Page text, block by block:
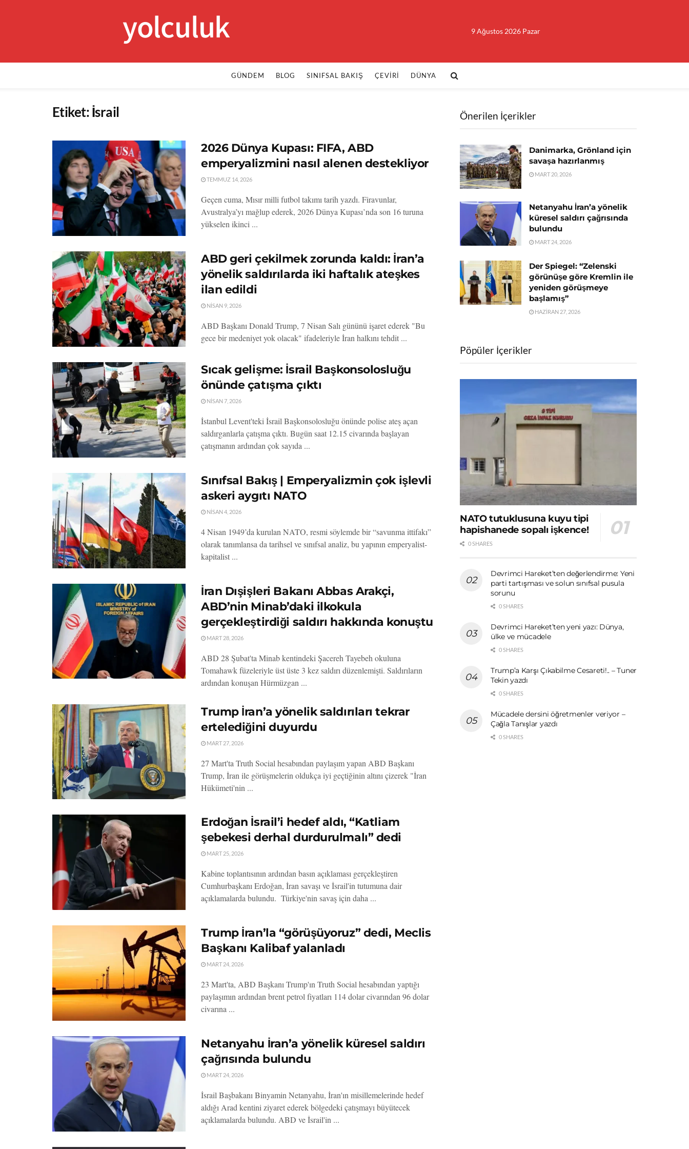
yolculuk 9 Ağustos 2026 Pazar
GÜNDEM BLOG SINIFSAL BAKIŞ ÇEVIRI DÜNYA
Etiket:İsrail
2026 Dünya Kupası: FIFA, ABD
emperyalizmini nasıl alenen destekliyor
TEMMUZ 14, 2026
Geçen cuma, Mısır milli futbol takımı tarih yazdı. Firavunlar,
Avustralya’yı mağlup ederek, 2026 Dünya Kupası’nda son 16 turuna
yükselen ikinci ...
ABD geri çekilmek zorunda kaldı: İran’a
yönelik saldırılarda iki haftalık ateşkes
ilan edildi
NISAN 9, 2026
ABD Başkanı Donald Trump, 7 Nisan Salı gününü işaret ederek "Bu
gece bir medeniyet yok olacak" ifadeleriyle İran halkını tehdit ...
Sıcak gelişme: İsrail Başkonsolosluğu
önünde çatışma çıktı
NISAN 7, 2026
İstanbul Levent'teki İsrail Başkonsolosluğu önünde polise ateş açan
saldırganlarla çatışma çıktı. Bugün saat 12.15 civarında başlayan
çatışmanın ardından çok sayıda ...
Sınıfsal Bakış | Emperyalizmin çok işlevli
askeri aygıtı NATO
NISAN 4, 2026
4 Nisan 1949’da kurulan NATO, resmi söylemde bir “savunma ittifakı”
olarak tanımlansa da tarihsel ve sınıfsal analiz, bu yapının emperyalist-
kapitalist ...
İran Dışişleri Bakanı Abbas Arakçi,
ABD’nin Minab’daki ilkokula
gerçekleştirdiği saldırı hakkında konuştu
MART 28, 2026
ABD 28 Şubat'ta Minab kentindeki Şacereh Tayebeh okuluna
Tomahawk füzeleriyle üst üste 3 kez saldırı düzenlemişti. Saldırıların
ardından konuşan Hürmüzgan ...
Trump İran’a yönelik saldırıları tekrar
ertelediğini duyurdu
MART 27, 2026
27 Mart'ta Truth Social hesabından paylaşım yapan ABD Başkanı
Trump, İran ile görüşmelerin oldukça iyi geçtiğinin altını çizerek "İran
Hükümeti'nin ...
Erdoğan İsrail’i hedef aldı, “Katliam
şebekesi derhal durdurulmalı” dedi
MART 25, 2026
Kabine toplantısının ardından basın açıklaması gerçekleştiren
Cumhurbaşkanı Erdoğan, İran savaşı ve İsrail'in tutumuna dair
açıklamalarda bulundu. Türkiye'nin savaş için daha ...
Trump İran’la “görüşüyoruz” dedi, Meclis
Başkanı Kalibaf yalanladı
MART 24, 2026
23 Mart'ta, ABD Başkanı Trump'ın Truth Social hesabından yaptığı
paylaşımın ardından brent petrol fiyatları 114 dolar civarından 96 dolar
civarına ...
Netanyahu İran’a yönelik küresel saldırı
çağrısında bulundu
MART 24, 2026
İsrail Başbakanı Binyamin Netanyahu, İran'ın misillemelerinde hedef
aldığı Arad kentini ziyaret ederek bölgedeki çatışmayı büyütecek
açıklamalarda bulundu. ABD ve İsrail'in ...
Önerilen İçerikler
Danimarka, Grönland için
savaşa hazırlanmış
MART 20, 2026
Netanyahu İran’a yönelik
küresel saldırı çağrısında
bulundu
MART 24, 2026
Der Spiegel: “Zelenski
görünüşe göre Kremlin ile
yeniden görüşmeye
başlamış”
HAZIRAN 27, 2026
Pöpüler İçerikler
NATO tutuklusuna kuyu tipi
hapishanede sopalı işkence!
0 SHARES
Devrimci Hareket’ten değerlendirme: Yeni
parti tartışması ve solun sınıfsal pusula
sorunu
0 SHARES
Devrimci Hareket’ten yeni yazı: Dünya,
ülke ve mücadele
0 SHARES
Trump’a Karşı Çıkabilme Cesareti!.. – Tuner
Tekin yazdı
0 SHARES
Mücadele dersini öğretmenler veriyor –
Çağla Tanışlar yazdı
0 SHARES